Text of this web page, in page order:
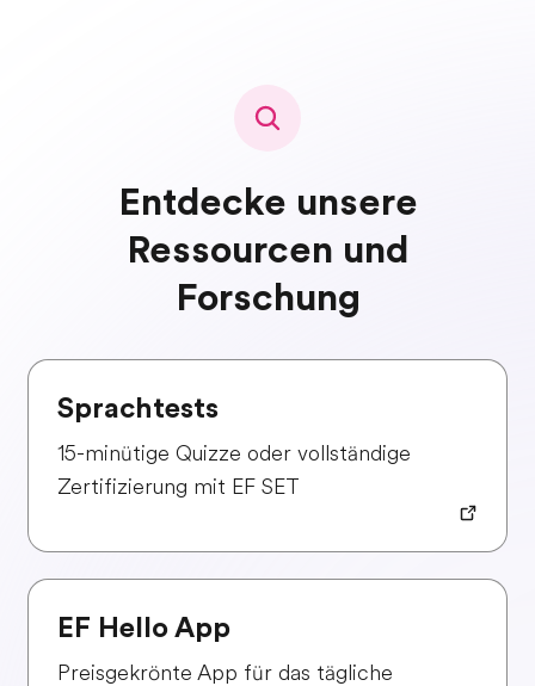
Entdecke unsere
Ressourcen und
Forschung
Sprachtests
15-minütige Quizze oder vollständige
Zertifizierung mit EF SET
EF Hello App
Preisgekrönte App für das tägliche